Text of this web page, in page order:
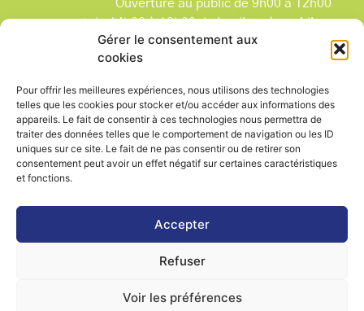
Gérer le consentement aux
cookies
Pour offrir les meilleures expériences, nous utilisons des technologies
telles que les cookies pour stocker et/ou accéder aux informations des
appareils. Le fait de consentir à ces technologies nous permettra de
traiter des données telles que le comportement de navigation ou les ID
uniques sur ce site. Le fait de ne pas consentir ou de retirer son
consentement peut avoir un effet négatif sur certaines caractéristiques
et fonctions.
Accepter
Refuser
Voir les préférences
Ouverture au public de 9h00 à 12h00
et de 14h00 à 18h00 du lundi après-midi au
vendredi,
et le samedi de 9h00 à 12h00.
que les jours fériés.
Contactez-nous Mentions légales